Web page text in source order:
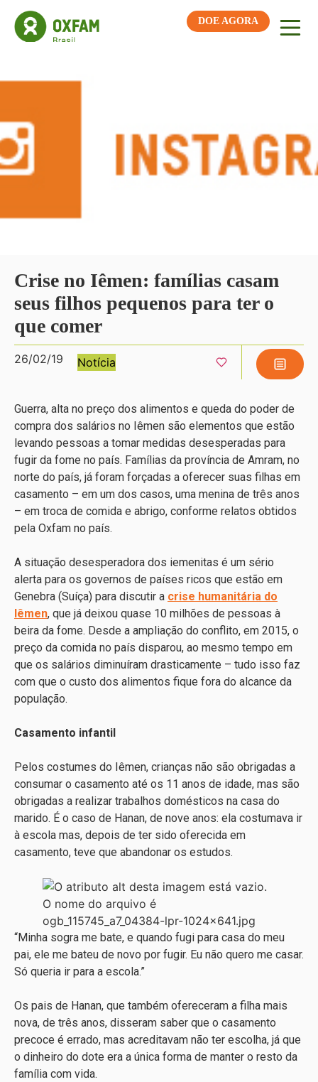
DOE AGORA
Crise no Iêmen: famílias casam
seus filhos pequenos para ter o
que comer
26/02/19 Notícia
Guerra, alta no preço dos alimentos e queda do poder de
compra dos salários no Iêmen são elementos que estão
levando pessoas a tomar medidas desesperadas para
fugir da fome no país. Famílias da província de Amram, no
norte do país, já foram forçadas a oferecer suas filhas em
casamento – em um dos casos, uma menina de três anos
– em troca de comida e abrigo, conforme relatos obtidos
pela Oxfam no país.
A situação desesperadora dos iemenitas é um sério
alerta para os governos de países ricos que estão em
Genebra (Suíça) para discutir a crise humanitária do
Iêmen, que já deixou quase 10 milhões de pessoas à
beira da fome. Desde a ampliação do conflito, em 2015, o
preço da comida no país disparou, ao mesmo tempo em
que os salários diminuíram drasticamente – tudo isso faz
com que o custo dos alimentos fique fora do alcance da
população.
Casamento infantil
Pelos costumes do Iêmen, crianças não são obrigadas a
consumar o casamento até os 11 anos de idade, mas são
obrigadas a realizar trabalhos domésticos na casa do
marido. É o caso de Hanan, de nove anos: ela costumava ir
à escola mas, depois de ter sido oferecida em
casamento, teve que abandonar os estudos.
“Minha sogra me bate, e quando fugi para casa do meu
pai, ele me bateu de novo por fugir. Eu não quero me casar.
Só queria ir para a escola.”
Os pais de Hanan, que também ofereceram a filha mais
nova, de três anos, disseram saber que o casamento
precoce é errado, mas acreditavam não ter escolha, já que
o dinheiro do dote era a única forma de manter o resto da
família com vida.